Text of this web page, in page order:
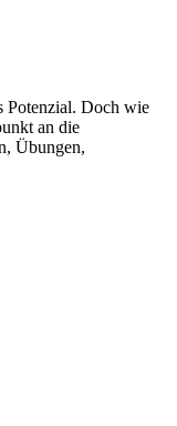
Potenzial. Doch wie
an die
Übungen,